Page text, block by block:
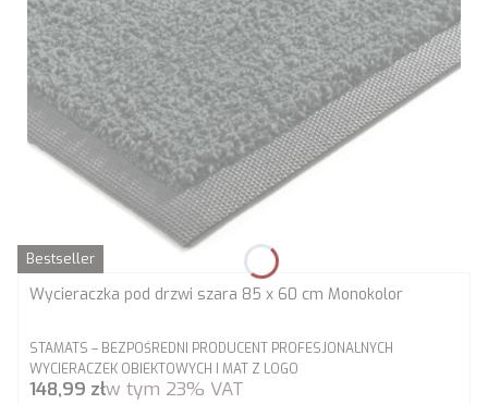
Bestseller
Wycieraczka pod drzwi szara 85 x 60 cm Monokolor
PRODUCENT
STAMATS – BEZPOŚREDNI PRODUCENT PROFESJONALNYCH
WYCIERACZEK OBIEKTOWYCH I MAT Z LOGO
Cena brutto
148,99 złw tym 23% VAT